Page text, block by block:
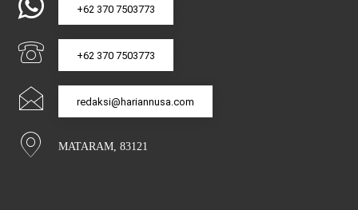
+62 370 7503773
+62 370 7503773
redaksi@hariannusa.com
MATARAM, 83121